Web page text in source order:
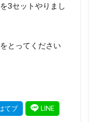
3セットやりまし
とってください